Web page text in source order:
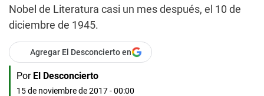
Nobel de Literatura casi un mes después, el 10 de
diciembre de 1945.
Agregar El Desconcierto en
Por El Desconcierto
15 de noviembre de 2017 - 00:00